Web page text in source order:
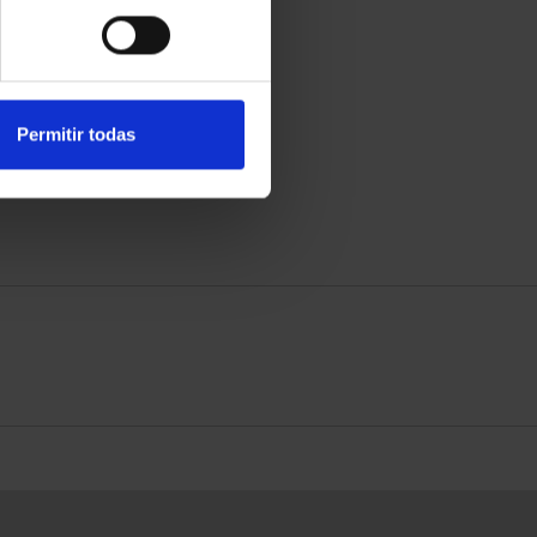
Permitir todas